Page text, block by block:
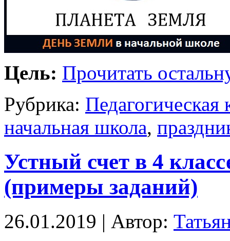
Цель: Прочитать
Рубрика: Педагогическая
начальная школа,
Устный счет в 4
(примеры заданий)
26.01.2019 | Автор: